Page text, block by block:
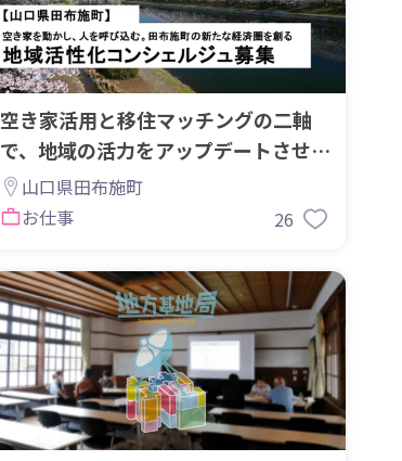
空き家活用と移住マッチングの二軸
で、地域の活力をアップデートさせる
地域おこし協力隊を募集！
山口県田布施町
お仕事
26